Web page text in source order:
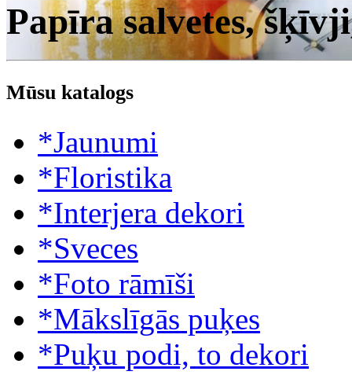
Papīra salvetes,
Mūsu katalogs
*Jaunumi
*Floristika
*Interjera dekori
*Sveces
*Foto rāmīši
*Mākslīgās puķes
*Puķu podi, to dekori